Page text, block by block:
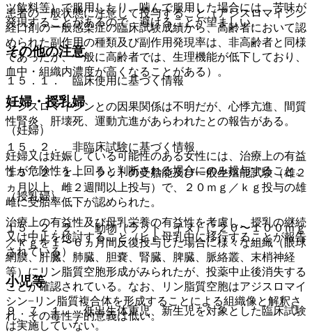
ツ飲料等）で服用したり、噛んで服用した場合には、苦味が
発現することがあるので、避けることが望ましい。
その他の注意
１５．１． 臨床使用に基づく情報
アジスロマイシンとの因果関係は不明だが、心悸亢進、間質
性腎炎、肝壊死、運動亢進があらわれたとの報告がある。
１５．２． 非臨床試験に基づく情報
１５．２．１． ラットの受胎能及び一般生殖能試験（雄２
ヵ月以上、雌２週間以上投与）で、２０ｍｇ／ｋｇ投与の雄
雌に受胎率低下が認められた。
１５．２．２． 動物（ラット、イヌ）に２０〜１００ｍｇ
／ｋｇを１〜６ヵ月間反復投与した場合に様々な組織（眼球
網膜、肝臓、肺臓、胆嚢、腎臓、脾臓、脈絡叢、末梢神経
等）にリン脂質空胞形成がみられたが、投薬中止後消失する
ことが確認されている。なお、リン脂質空胞はアジスロマイ
シン−リン脂質複合体を形成することによる組織像と解釈さ
れ、その毒性学的意義は低い。
患者の一般状態に注意して投与すること（アジスロマイシン
経口剤の一般感染症の臨床試験成績から、高齢者において認
められた副作用の種類及び副作用発現率は、非高齢者と同様
であったが、一般に高齢者では、生理機能が低下しており、
血中・組織内濃度が高くなることがある）。
妊婦・授乳婦
（妊婦）
妊婦又は妊娠している可能性のある女性には、治療上の有益
性が危険性を上回ると判断される場合にのみ投与すること。
（授乳婦）
治療上の有益性及び母乳栄養の有益性を考慮し、授乳の継続
又は中止を検討すること（ヒト母乳中に移行することが報告
されている）。
小児等
９．７．１． 低出生体重児、新生児を対象とした臨床試験
は実施していない。